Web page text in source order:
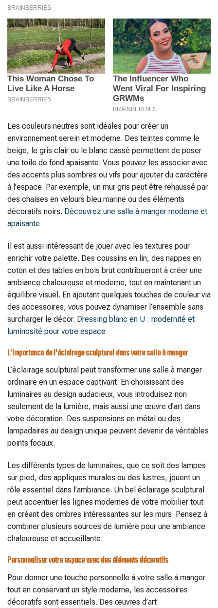
Les couleurs neutres sont idéales pour créer un
environnement serein et moderne. Des teintes comme le
beige, le gris clair ou le blanc cassé permettent de poser
une toile de fond apaisante. Vous pouvez les associer avec
des accents plus sombres ou vifs pour ajouter du caractère
à l’espace. Par exemple, un mur gris peut être rehaussé par
des chaises en velours bleu marine ou des éléments
décoratifs noirs. Découvrez une salle à manger moderne et
apaisante
Il est aussi intéressant de jouer avec les textures pour
enrichir votre palette. Des coussins en lin, des nappes en
coton et des tables en bois brut contribueront à créer une
ambiance chaleureuse et moderne, tout en maintenant un
équilibre visuel. En ajoutant quelques touches de couleur via
des accessoires, vous pouvez dynamiser l’ensemble sans
surcharger le décor. Dressing blanc en U : modernité et
luminosité pour votre espace
L’importance de l’éclairage sculptural dans votre salle à manger
L’éclairage sculptural peut transformer une salle à manger
ordinaire en un espace captivant. En choisissant des
luminaires au design audacieux, vous introduisez non
seulement de la lumière, mais aussi une œuvre d’art dans
votre décoration. Des suspensions en métal ou des
lampadaires au design unique peuvent devenir de véritables
points focaux.
Les différents types de luminaires, que ce soit des lampes
sur pied, des appliques murales ou des lustres, jouent un
rôle essentiel dans l’ambiance. Un bel éclairage sculptural
peut accentuer les lignes modernes de votre mobilier tout
en créant des ombres intéressantes sur les murs. Pensez à
combiner plusieurs sources de lumière pour une ambiance
chaleureuse et accueillante.
Personnaliser votre espace avec des éléments décoratifs
Pour donner une touche personnelle à votre salle à manger
tout en conservant un style moderne, les accessoires
décoratifs sont essentiels. Des œuvres d’art